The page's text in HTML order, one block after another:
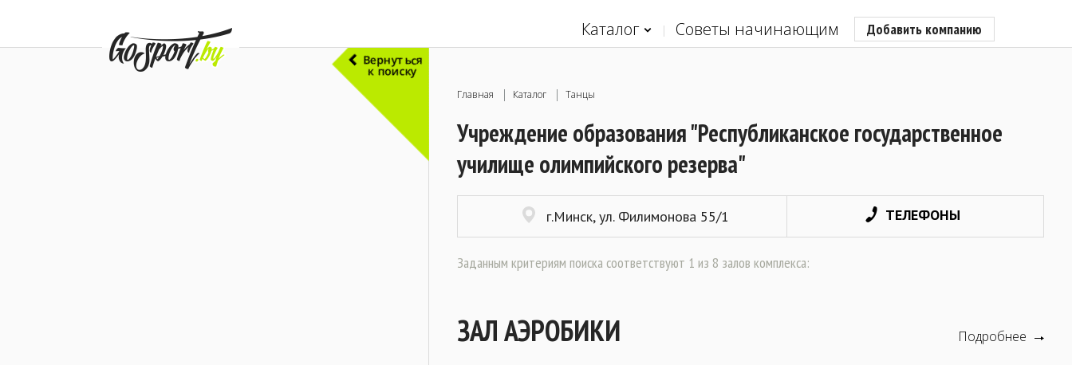
Каталог Советы начинающим Добавить компанию
Вернуться
к поиску
Главная Каталог Танцы
Учреждение образования "Республиканское государственное
училище олимпийского резерва"
г.Минск, ул. Филимонова 55/1 ТЕЛЕФОНЫ
Заданным критериям поиска соответствуют 1 из 8 залов комплекса:
Подробнее
ЗАЛ АЭРОБИКИ